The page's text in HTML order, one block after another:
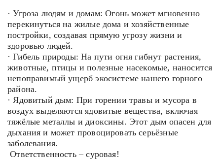
· Угроза людям и домам: Огонь может мгновенно
перекинуться на жилые дома и хозяйственные
постройки, создавая прямую угрозу жизни и
здоровью людей.
· Гибель природы: На пути огня гибнут растения,
животные, птицы и полезные насекомые, наносится
непоправимый ущерб экосистеме нашего горного
района.
· Ядовитый дым: При горении травы и мусора в
воздух выделяются ядовитые вещества, включая
тяжёлые металлы и диоксины. Этот дым опасен для
дыхания и может провоцировать серьёзные
заболевания.
️Ответственность – суровая!